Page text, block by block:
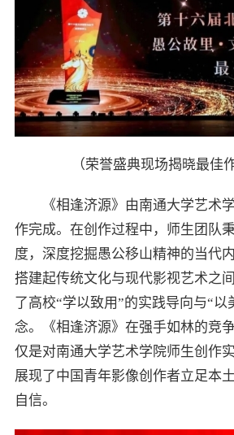
（荣誉盛典现场揭晓最佳
《相逢济源》由南通大学艺术
作完成。在创作过程中，师生团队
度，深度挖掘愚公移山精神的当代
搭建起传统文化与现代影视艺术之
了高校“学以致用”的实践导向与“以
念。《相逢济源》在强手如林的竞
仅是对南通大学艺术学院师生创作
展现了中国青年影像创作者立足本
自信。